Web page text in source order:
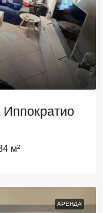
м²
АРЕНДА